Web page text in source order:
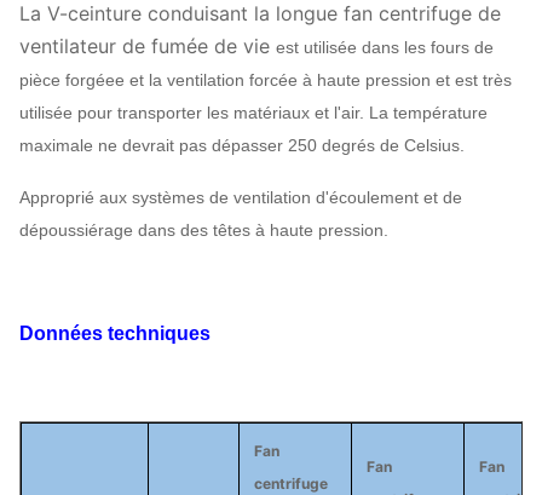
La V-ceinture conduisant la longue fan centrifuge de
ventilateur de fumée de vie est utilisée dans les fours de
pièce forgéee et la ventilation forcée à haute pression et est très
utilisée pour transporter les matériaux et l'air. La température
maximale ne devrait pas dépasser 250 degrés de Celsius.
Approprié aux systèmes de ventilation d'écoulement et de
dépoussiérage dans des têtes à haute pression.
Données techniques
Fan
centrifuge
Fan
Fan